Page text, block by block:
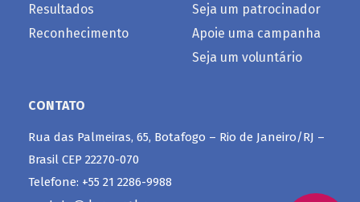
Resultados
Reconhecimento
Seja um patrocinador
Apoie uma campanha
Seja um voluntário
CONTATO
Rua das Palmeiras, 65, Botafogo – Rio de Janeiro/RJ –
Brasil CEP 22270-070
Telefone: +55 21 2286-9988